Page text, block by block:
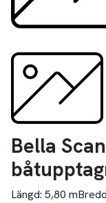
Bella
Längd: 5,80 m